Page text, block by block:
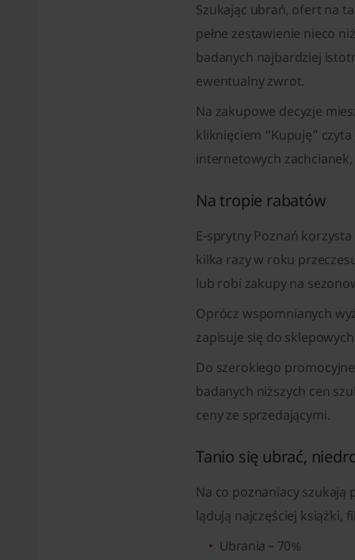
Szukając ubrań, ofert na
pełne zestawienie nieco
badanych najbardziej
ewentualny zwrot.
Na zakupowe decyzje
kliknięciem “Kupuję”
internetowych
Na tropie rabatów
E-sprytny Poznań
kilka razy w roku
lub robi zakupy na
Oprócz wspomnianych
zapisuje się do
Do szerokiego
badanych niższych cen
ceny ze sprzedającymi.
Tanio się ubrać,
Na co poznaniacy
lądują najczęściej książki,
Ubrania – 70%